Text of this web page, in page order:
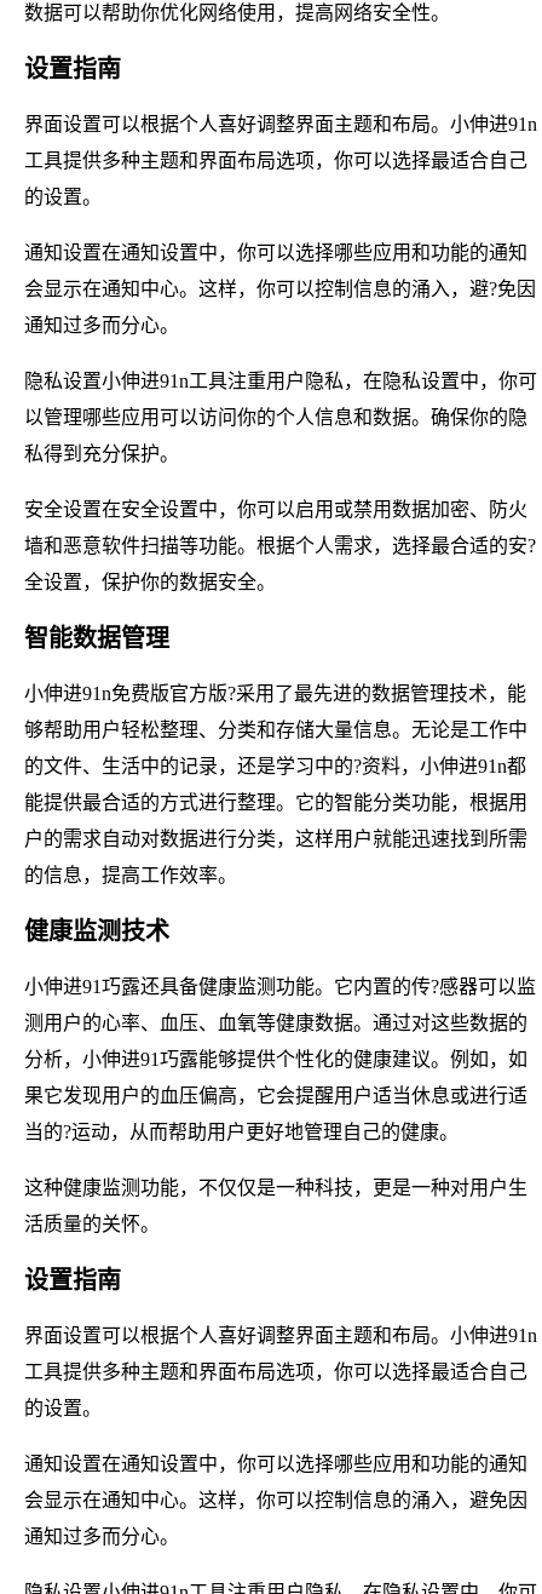
数据可以帮助你优化网络使用，提高网络安全性。
设置指南
界面设置可以根据个人喜好调整界面主题和布局。小伸进91n
工具提供多种主题和界面布局选项，你可以选择最适合自己
的设置。
通知设置在通知设置中，你可以选择哪些应用和功能的通知
会显示在通知中心。这样，你可以控制信息的涌入，避?免因
通知过多而分心。
隐私设置小伸进91n工具注重用户隐私，在隐私设置中，你可
以管理哪些应用可以访问你的个人信息和数据。确保你的隐
私得到充分保护。
安全设置在安全设置中，你可以启用或禁用数据加密、防火
墙和恶意软件扫描等功能。根据个人需求，选择最合适的安?
全设置，保护你的数据安全。
智能数据管理
小伸进91n免费版官方版?采用了最先进的数据管理技术，能
够帮助用户轻松整理、分类和存储大量信息。无论是工作中
的文件、生活中的记录，还是学习中的?资料，小伸进91n都
能提供最合适的方式进行整理。它的智能分类功能，根据用
户的需求自动对数据进行分类，这样用户就能迅速找到所需
的信息，提高工作效率。
健康监测技术
小伸进91巧露还具备健康监测功能。它内置的传?感器可以监
测用户的心率、血压、血氧等健康数据。通过对这些数据的
分析，小伸进91巧露能够提供个性化的健康建议。例如，如
果它发现用户的血压偏高，它会提醒用户适当休息或进行适
当的?运动，从而帮助用户更好地管理自己的健康。
这种健康监测功能，不仅仅是一种科技，更是一种对用户生
活质量的关怀。
设置指南
界面设置可以根据个人喜好调整界面主题和布局。小伸进91n
工具提供多种主题和界面布局选项，你可以选择最适合自己
的设置。
通知设置在通知设置中，你可以选择哪些应用和功能的通知
会显示在通知中心。这样，你可以控制信息的涌入，避免因
通知过多而分心。